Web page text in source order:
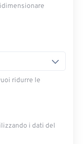
ridurre le
i dati del